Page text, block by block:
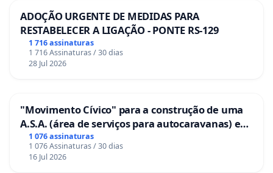
ADOÇÃO URGENTE DE MEDIDAS PARA
RESTABELECER A LIGAÇÃO - PONTE RS-129
1 716 assinaturas
1 716 Assinaturas / 30 dias
28 Jul 2026
"Movimento Cívico" para a construção de uma
A.S.A. (área de serviços para autocaravanas) em
Coimbra
1 076 assinaturas
1 076 Assinaturas / 30 dias
16 Jul 2026